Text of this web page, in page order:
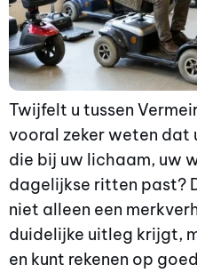
Twijfelt u tussen
vooral zeker weten dat
die bij uw lichaam, uw
dagelijkse ritten past?
niet alleen een
duidelijke uitleg krijgt,
en kunt rekenen op